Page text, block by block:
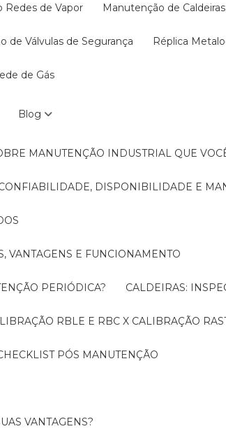
Redes de Vapor Manutenção de Caldeiras
de Válvulas de Segurança Réplica
de Gás
Blog
MANUTENÇÃO INDUSTRIAL QUE
CONFIABILIDADE, DISPONIBILIDADE E
VANTAGENS E FUNCIONAMENTO
PERIÓDICA? CALDEIRAS:
RBLE E RBC X CALIBRAÇÃO
CHECKLIST PÓS MANUTENÇÃO
VANTAGENS?